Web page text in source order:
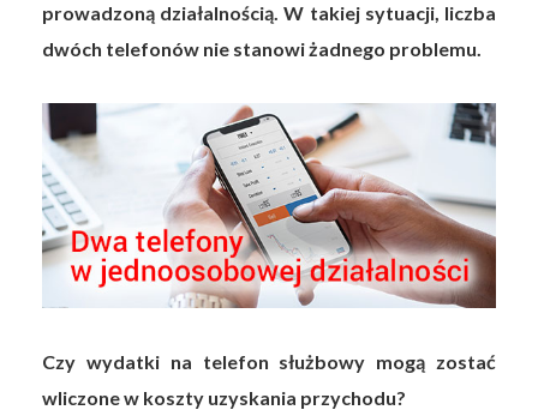
prowadzoną działalnością. W takiej sytuacji, liczba
dwóch telefonów nie stanowi żadnego problemu.
Czy wydatki na telefon służbowy mogą zostać
wliczone w koszty uzyskania przychodu?